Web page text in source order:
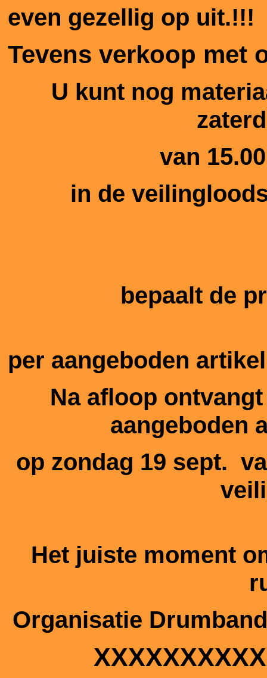
even gezellig op uit.!!!
Tevens verkoop met
U kunt nog
van 15.00
in de
bepaalt de
per aangeboden
Na afloop
aangeboden
op zondag 19 sept.
Het juiste moment
Organisatie